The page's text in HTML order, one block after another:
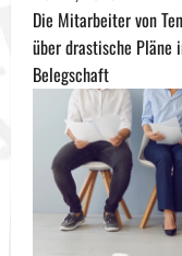
Die Mitarbeiter von
über drastische Pläne
Belegschaft